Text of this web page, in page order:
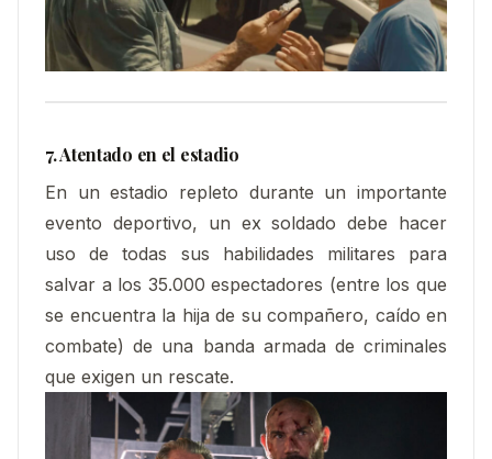
7. Atentado en el estadio
En un estadio repleto durante un importante
evento deportivo, un ex soldado debe hacer
uso de todas sus habilidades militares para
salvar a los 35.000 espectadores (entre los que
se encuentra la hija de su compañero, caído en
combate) de una banda armada de criminales
que exigen un rescate.